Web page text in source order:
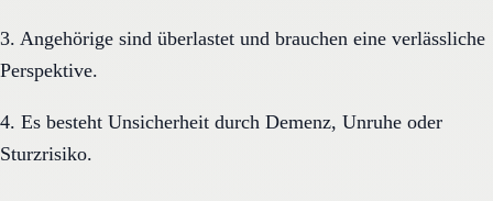
3. Angehörige sind überlastet und brauchen eine verlässliche
Perspektive.
4. Es besteht Unsicherheit durch Demenz, Unruhe oder
Sturzrisiko.